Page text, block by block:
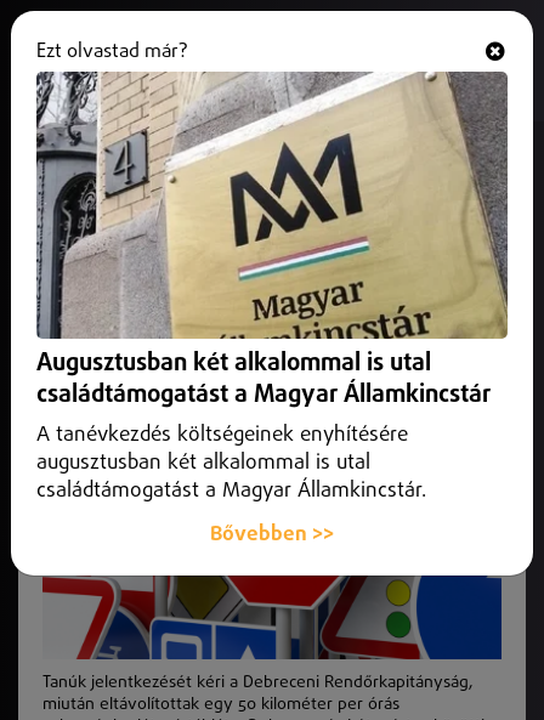
Eltűnt egy sebességkorlátozó
tábla a Debrecen és Létavértes
közötti úton
2026. június 17.Debrecen
A Debreceni Rendőrkapitányság közlekedés biztonsága
elleni bűncselekmény gyanúja miatt folytat eljárást.
Tanúk jelentkezését kéri a Debreceni Rendőrkapitányság,
miután eltávolítottak egy 50 kilométer per órás
Ezt olvastad már?
Augusztusban két alkalommal is utal
családtámogatást a Magyar Államkincstár
A tanévkezdés költségeinek enyhítésére
augusztusban két alkalommal is utal
családtámogatást a Magyar Államkincstár.
Bővebben >>